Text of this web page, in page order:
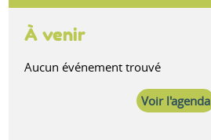
À venir
Aucun événement trouvé
Voir l'agenda